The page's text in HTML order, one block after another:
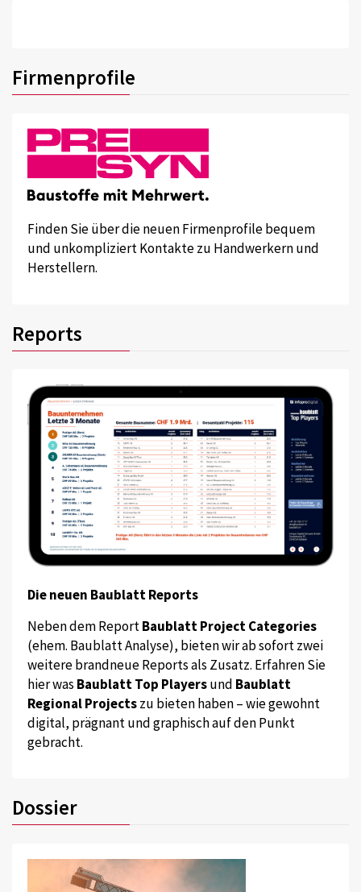
Firmenprofile
Finden Sie über die neuen Firmenprofile bequem
und unkompliziert Kontakte zu Handwerkern und
Herstellern.
Reports
Die neuen Baublatt Reports
Neben dem ReportBaublatt Project Categories
(ehem. Baublatt Analyse), bieten wir ab sofort zwei
weitere brandneue Reports als Zusatz. Erfahren Sie
hier was Baublatt Top Playersund Baublatt
Regional Projectszu bieten haben – wie gewohnt
digital, prägnant und graphisch auf den Punkt
gebracht.
Dossier